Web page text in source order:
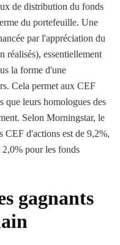
de distribution du fonds
du portefeuille. Une
par l'appréciation du
réalisés), essentiellement
la forme d'une
Cela permet aux CEF
que leurs homologues des
Selon Morningstar, le
CEF d'actions est de 9,2%,
pour les fonds
gagnants